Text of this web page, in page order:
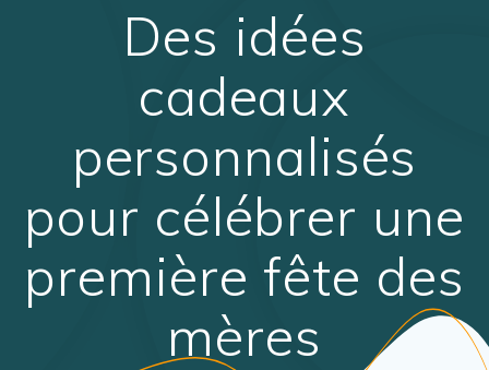
Des idées
cadeaux
personnalisés
pour célébrer une
première fête des
mères